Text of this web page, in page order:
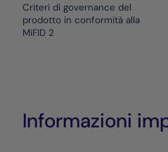
Criteri di governance del
prodotto in conformità alla
MiFID 2
Informazioni